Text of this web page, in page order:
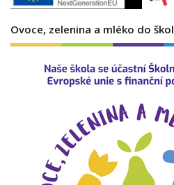
Ovoce, zelenina a mléko do škol